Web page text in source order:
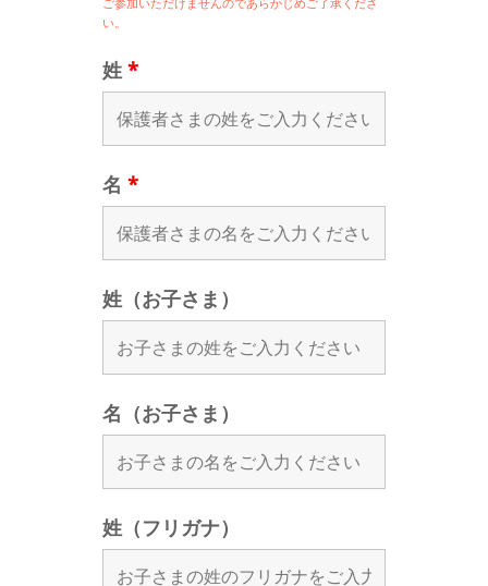
い。
姓 *
名 *
姓（お子さま）
名（お子さま）
姓（フリガナ）